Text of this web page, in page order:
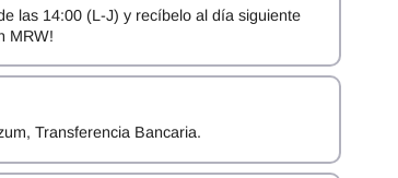
las 14:00 (L-J) y recíbelo al día siguiente
MRW!
Transferencia Bancaria.